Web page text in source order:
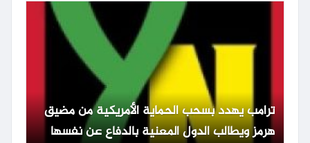
ترامب يهدد بسحب الحماية الأمريكية من مضيق
هرمز ويطالب الدول المعنية بالدفاع عن نفسها